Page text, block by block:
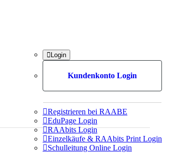
Login
Kundenkonto Login
Registrieren bei RAABE
EduPage Login
RAAbits Login
Einzelkäufe & RAAbits Print Login
Schulleitung Online Login